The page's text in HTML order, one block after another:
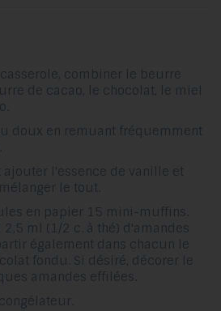
combiner le beurre
de cacao, le chocolat, le miel
doux en remuant fréquemment
ajouter l'essence de vanille et
le tout.
en papier 15 mini-muffins.
2,5 ml (1/2 c. à thé) d'amandes
également dans chacun le
fondu. Si désiré, décorer le
amandes effilées.